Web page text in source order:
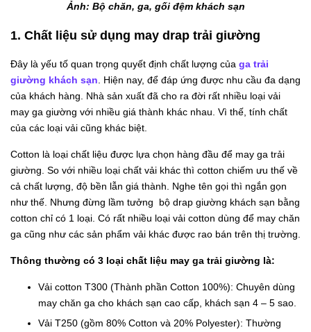
Ảnh: Bộ chăn, ga, gối đệm khách sạn
1. Chất liệu sử dụng may drap trải giường
Đây là yếu tố quan trọng quyết định chất lượng của ga trải
giường khách sạn. Hiện nay, để đáp ứng được nhu cầu đa dạng
của khách hàng. Nhà sản xuất đã cho ra đời rất nhiều loại vải
may ga giường với nhiều giá thành khác nhau. Vì thế, tính chất
của các loại vải cũng khác biệt.
Cotton là loại chất liệu được lựa chọn hàng đầu để may ga trải
giường. So với nhiều loại chất vải khác thì cotton chiếm ưu thế về
cả chất lượng, độ bền lẫn giá thành. Nghe tên gọi thì ngắn gọn
như thế. Nhưng đừng lầm tưởng bộ drap giường khách sạn bằng
cotton chỉ có 1 loại. Có rất nhiều loại vải cotton dùng để may chăn
ga cũng như các sản phẩm vải khác được rao bán trên thị trường.
Thông thường có 3 loại chất liệu may ga trải giường là:
Vải cotton T300 (Thành phần Cotton 100%): Chuyên dùng
may chăn ga cho khách sạn cao cấp, khách sạn 4 – 5 sao.
Vải T250 (gồm 80% Cotton và 20% Polyester): Thường